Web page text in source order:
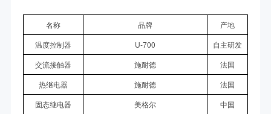
名称 品牌
产地
温度控制器
U-700
自主研发
交流接触器
施耐德
法国
热继电器
施耐德
法国
固态继电器
美格尔
中国